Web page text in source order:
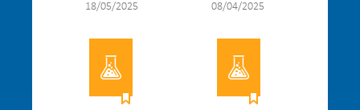
18/05/2025
08/04/2025